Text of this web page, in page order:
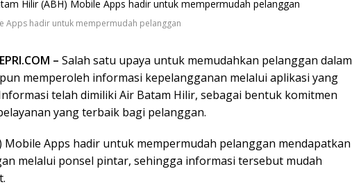
Apps hadir untuk mempermudah pelanggan
– Salah satu upaya untuk memudahkan pelanggan dalam
memperoleh informasi kepelangganan melalui aplikasi yang
telah dimiliki Air Batam Hilir, sebagai bentuk komitmen
yang terbaik bagi pelanggan.
Mobile Apps hadir untuk mempermudah pelanggan mendapatkan
melalui ponsel pintar, sehingga informasi tersebut mudah